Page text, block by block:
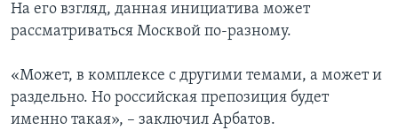
На его взгляд, данная инициатива может
рассматриваться Москвой по-разному.
«Может, в комплексе с другими темами, а может и
раздельно. Но российская препозиция будет
именно такая», – заключил Арбатов.